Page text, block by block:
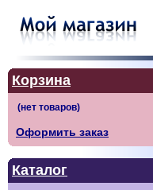
Корзина
Оформить заказ
Каталог